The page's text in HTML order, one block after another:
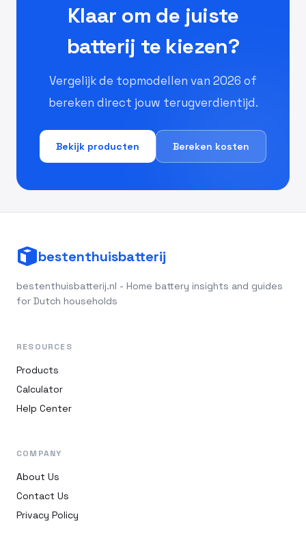
Klaar om de juiste
batterij te kiezen?
Vergelijk de topmodellen van 2026 of
bereken direct jouw terugverdientijd.
Bekijk producten Bereken kosten
bestenthuisbatterij
bestenthuisbatterij.nl - Home battery insights and guides
for Dutch households
RESOURCES
Products
Calculator
Help Center
COMPANY
About Us
Contact Us
Privacy Policy